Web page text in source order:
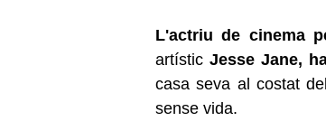
L'actriu de cinema
artístic Jesse Jane,
casa seva al costat
sense vida.